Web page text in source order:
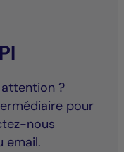
?
pour
nous
email.